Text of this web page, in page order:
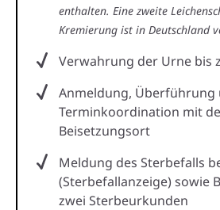
enthalten. Eine zweite
Kremierung ist in Deutschland
Verwahrung der Urne bis
Anmeldung, Überführung
Terminkoordination mit
Beisetzungsort
Meldung des Sterbefalls
(Sterbefallanzeige) sowie
zwei Sterbeurkunden